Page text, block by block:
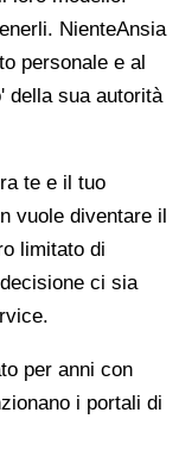
NienteAnsia
personale e al
della sua autorità
te e il tuo
vuole diventare il
limitato di
ci sia
per anni con
i portali di